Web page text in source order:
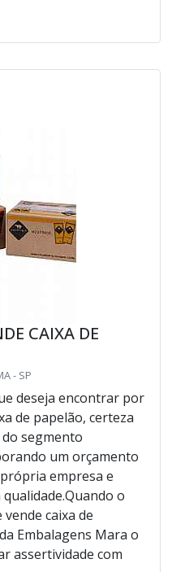
CAIXA DE
- SP
deseja encontrar por
de papelão, certeza
segmento
um orçamento
empresa e
o
caixa de
Embalagens Mara o
assertividade com